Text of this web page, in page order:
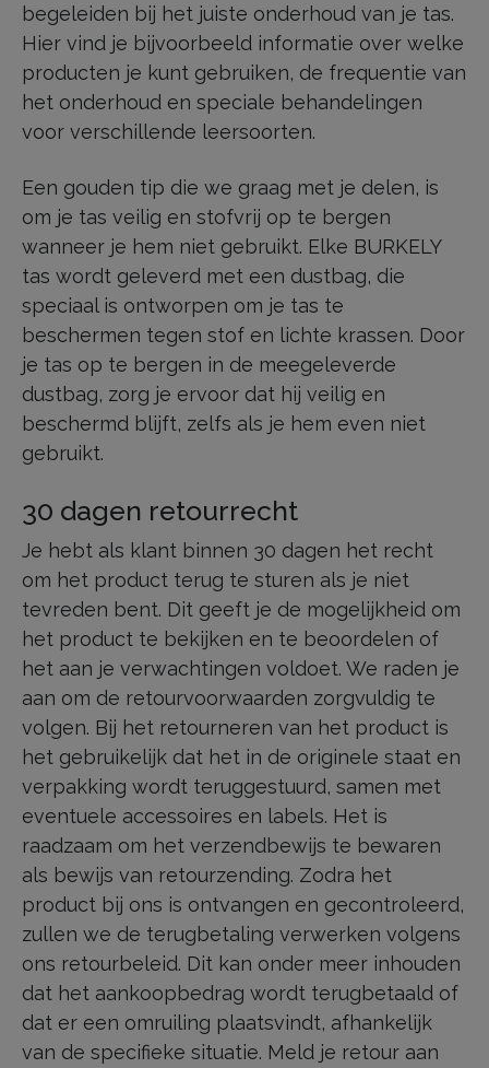
begeleiden bij het juiste onderhoud van je tas.
Hier vind je bijvoorbeeld informatie over welke
producten je kunt gebruiken, de frequentie van
het onderhoud en speciale behandelingen
voor verschillende leersoorten.
Een gouden tip die we graag met je delen, is
om je tas veilig en stofvrij op te bergen
wanneer je hem niet gebruikt. Elke BURKELY
tas wordt geleverd met een dustbag, die
speciaal is ontworpen om je tas te
beschermen tegen stof en lichte krassen. Door
je tas op te bergen in de meegeleverde
dustbag, zorg je ervoor dat hij veilig en
beschermd blijft, zelfs als je hem even niet
gebruikt.
30 dagen retourrecht
Je hebt als klant binnen 30 dagen het recht
om het product terug te sturen als je niet
tevreden bent. Dit geeft je de mogelijkheid om
het product te bekijken en te beoordelen of
het aan je verwachtingen voldoet. We raden je
aan om de retourvoorwaarden zorgvuldig te
volgen. Bij het retourneren van het product is
het gebruikelijk dat het in de originele staat en
verpakking wordt teruggestuurd, samen met
eventuele accessoires en labels. Het is
raadzaam om het verzendbewijs te bewaren
als bewijs van retourzending. Zodra het
product bij ons is ontvangen en gecontroleerd,
zullen we de terugbetaling verwerken volgens
ons retourbeleid. Dit kan onder meer inhouden
dat het aankoopbedrag wordt terugbetaald of
dat er een omruiling plaatsvindt, afhankelijk
van de specifieke situatie. Meld je retour aan